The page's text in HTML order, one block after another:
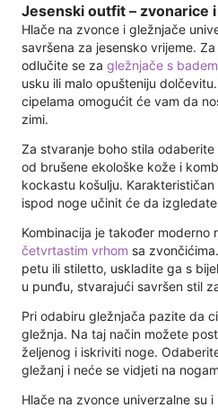
Jesenski outfit – zvonarice
Hlače na zvonce i gležnjače
savršena za jesensko vrijeme.
odlučite se za gležnjače s
usku ili malo opušteniju
cipelama omogućit će vam da
zimi.
Za stvaranje boho stila odaberite
od brušene ekološke kože i
kockastu košulju.
ispod noge učinit će da
Kombinacija je također moderno
četvrtastim vrhom sa
petu ili stiletto, uskladite ga s
u punđu, stvarajući savršen stil
Pri odabiru gležnjača pazite da
gležnja. Na taj način možete
željenog i iskriviti noge.
gležanj i neće se vidjeti na
Hlače na zvonce univerzalne su